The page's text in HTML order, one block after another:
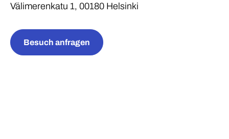
Välimerenkatu 1, 00180 Helsinki
Besuch anfragen